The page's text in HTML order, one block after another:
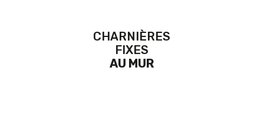
CHARNIÈRES
FIXES
AU MUR